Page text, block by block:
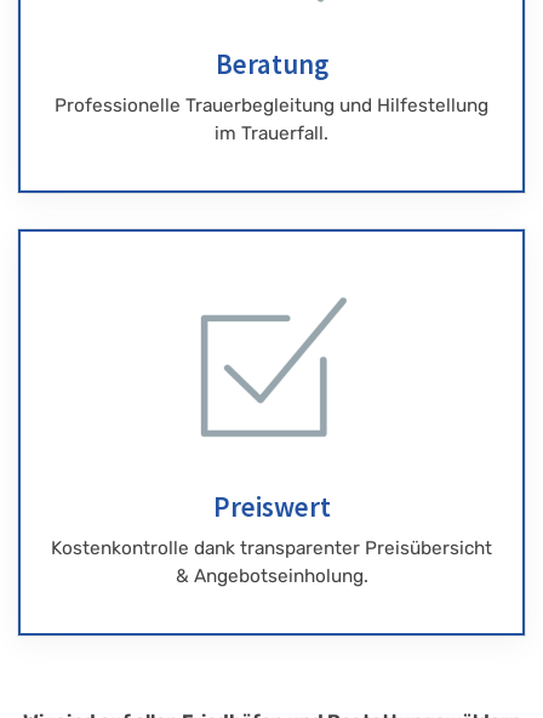
Beratung
Professionelle Trauerbegleitung und Hilfestellung
im Trauerfall.
Preiswert
Kostenkontrolle dank transparenter Preisübersicht
& Angebotseinholung.